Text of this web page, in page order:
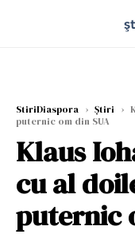
StiriDiaspora › Știri ›
puternic om din SUA
Klaus
cu al
puternic